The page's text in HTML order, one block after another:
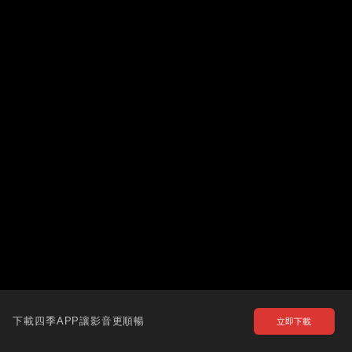
下載四季APP讓影音更順暢 立即下載